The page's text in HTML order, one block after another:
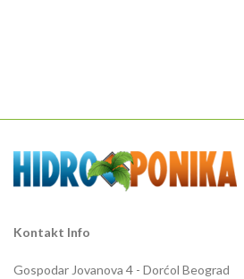
Kontakt Info
Gospodar Jovanova 4 - Dorćol Beograd